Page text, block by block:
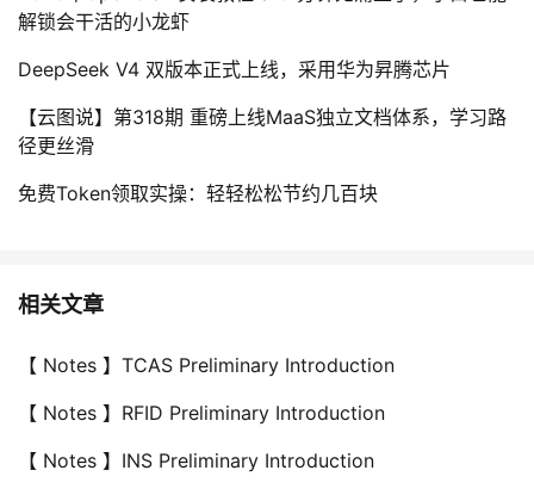
解锁会干活的小龙虾
DeepSeek V4 双版本正式上线，采用华为昇腾芯片
【云图说】第318期 重磅上线MaaS独立文档体系，学习路
径更丝滑
免费Token领取实操：轻轻松松节约几百块
相关文章
【 Notes 】TCAS Preliminary Introduction
【 Notes 】RFID Preliminary Introduction
【 Notes 】INS Preliminary Introduction